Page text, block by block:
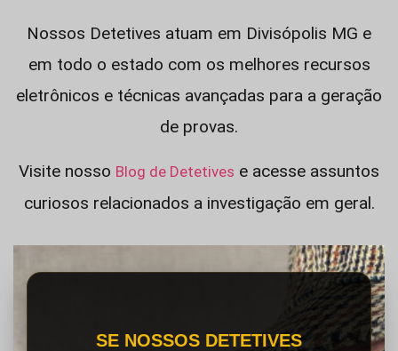
Nossos Detetives atuam em Divisópolis MG e
em todo o estado com os melhores recursos
eletrônicos e técnicas avançadas para a geração
de provas.
Visite nosso Blog de Detetives e acesse assuntos
curiosos relacionados a investigação em geral.
SE NOSSOS DETETIVES